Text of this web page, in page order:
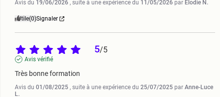
Avis du 19/06/2026 , suite à une expérience du 11/05/2026 par Elodie N.
Utile(0)Signaler
5/5
Avis vérifié
Très bonne formation
Avis du 01/08/2025 , suite à une expérience du 25/07/2025 par Anne-Luce
L.